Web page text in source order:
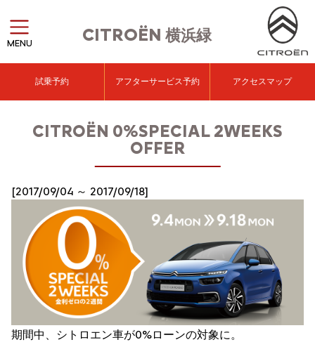
CITROËN 横浜緑
MENU
試乗予約 アフターサービス予約 アクセスマップ
CITROËN 0%SPECIAL 2WEEKS
OFFER
[2017/09/04 ～ 2017/09/18]
期間中、シトロエン車が0%ローンの対象に。